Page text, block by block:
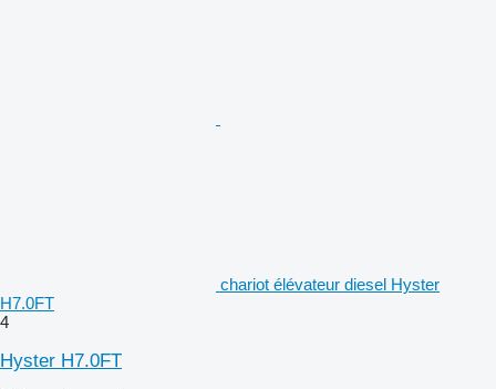
chariot élévateur diesel Hyster
H7.0FT
4
Hyster H7.0FT